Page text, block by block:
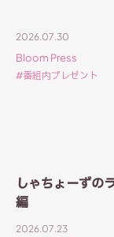
2026.07.30
Bloom Press
番組内プレゼント
しゃちょーずの
編
2026.07.23